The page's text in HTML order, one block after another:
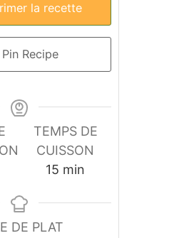
la recette
Pin Recipe
TEMPS DE
CUISSON
15 min
DE PLAT